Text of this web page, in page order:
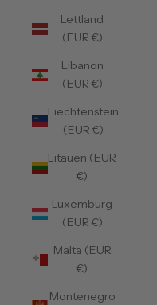
Lettland
(EUR €)
Libanon
(EUR €)
Liechtenstein
(EUR €)
Litauen (EUR
€)
Luxemburg
(EUR €)
Malta (EUR
€)
Montenegro